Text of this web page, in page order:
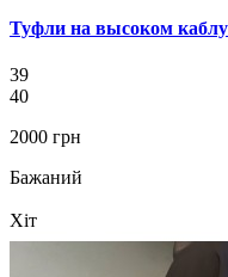
Туфли на высоком
39
40
2000 грн
Бажаний
Хіт